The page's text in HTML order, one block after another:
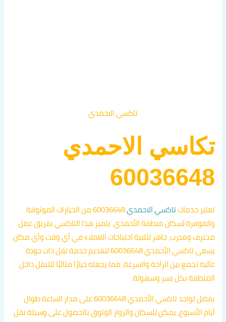
تاكسي الاحمدي
تكاسي الاحمدي
60036648
تعتبر خدماتتاكسي الاحمدي
60036648 من الخيارات الموثوقة
والموفرة لسكان منطقة الأحمدي. يتميز هذا التاكسي بفريق عمل
محترف ومدرب، جاهز لتلبية احتياجات العملاء في أي وقت وأي مكان.
يسعى تاكسي الأحمدي 60036648 لتقديم خدمة نقل ذات جودة
عالية تجمع بين الراحة والسرعة، مما يجعله خيارًا مثاليًا للتنقل داخل
المنطقة بكل يسر وسهولة.
بفضل تواجد تاكسي الأحمدي 60036648 على مدار الساعة طوال
أيام الأسبوع، يمكن للسكان والزوار الوثوق بالحصول على وسيلة نقل